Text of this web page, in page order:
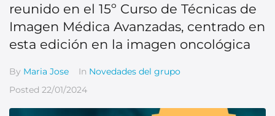
reunido en el 15º Curso de Técnicas de
Imagen Médica Avanzadas, centrado en
esta edición en la imagen oncológica
By Maria Jose In Novedades del grupo
Posted 22/01/2024